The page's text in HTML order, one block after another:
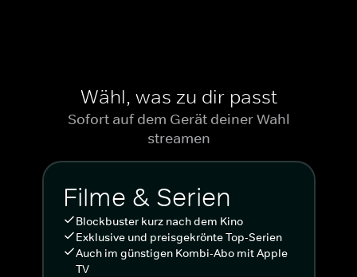
Wähl, was zu dir passt
Sofort auf dem Gerät deiner Wahl
streamen
Filme & Serien
Blockbuster kurz nach dem Kino
Exklusive und preisgekrönte Top-Serien
Auch im günstigen Kombi-Abo mit Apple
TV